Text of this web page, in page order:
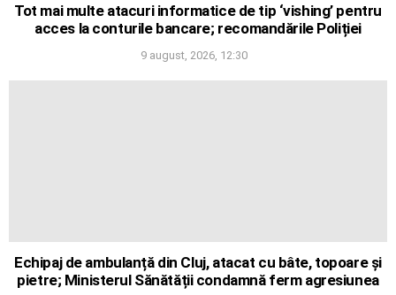
Tot mai multe atacuri informatice de tip ‘vishing’ pentru
acces la conturile bancare; recomandările Poliției
9 august, 2026, 12:30
Echipaj de ambulanță din Cluj, atacat cu bâte, topoare și
pietre; Ministerul Sănătății condamnă ferm agresiunea